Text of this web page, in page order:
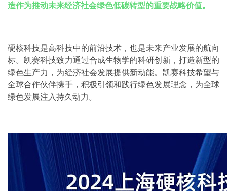
造作为推动未来经济社会绿色低碳转型的重要战略价值。
硬核科技是高科技中的前沿技术，也是未来产业发展的航向
标。凯赛科技致力通过合成生物学的科研创新，打造新型的
绿色生产力，为经济社会发展提供新动能。凯赛科技希望与
全球合作伙伴携手，积极引领和践行绿色发展理念，为全球
绿色发展注入持久动力。